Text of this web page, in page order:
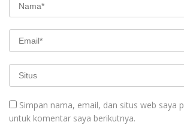
Simpan nama, email, dan situs web saya
untuk komentar saya berikutnya.